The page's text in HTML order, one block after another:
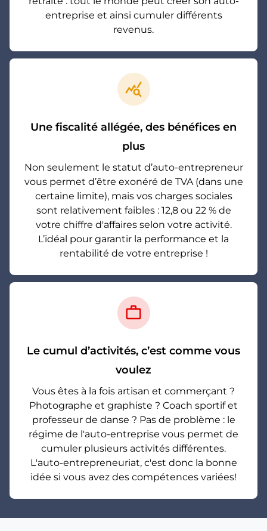
entreprise et ainsi cumuler différents
revenus.
query_stats
Une fiscalité allégée, des bénéfices en
plus
Non seulement le statut d’auto-entrepreneur
vous permet d’être exonéré de TVA (dans une
certaine limite), mais vos charges sociales
sont relativement faibles : 12,8 ou 22 % de
votre chiffre d'affaires selon votre activité.
L’idéal pour garantir la performance et la
rentabilité de votre entreprise !
work_outline
Le cumul d’activités, c’est comme vous
voulez
Vous êtes à la fois artisan et commerçant ?
Photographe et graphiste ? Coach sportif et
professeur de danse ? Pas de problème : le
régime de l'auto-entreprise vous permet de
cumuler plusieurs activités différentes.
L'auto-entrepreneuriat, c'est donc la bonne
idée si vous avez des compétences variées!